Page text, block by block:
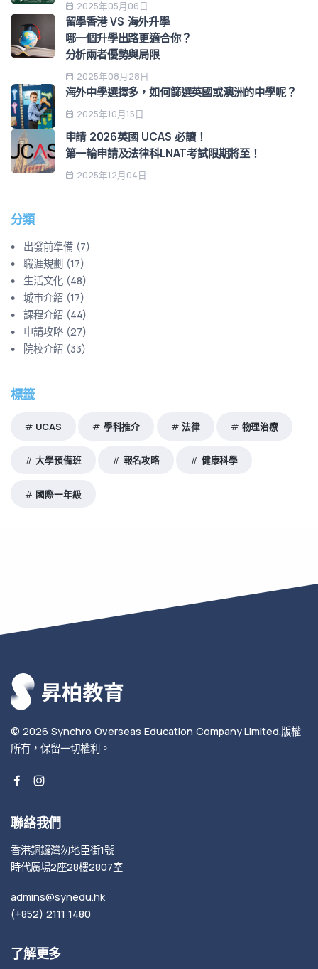
2025年05月06日
留學香港 VS 海外升學
哪一個升學出路更適合你？
分析兩者優勢與局限
2025年08月28日
海外中學選擇多，如何篩選英國或澳洲的中學呢？
2025年10月15日
申請 2026英國 UCAS 必讀！
第一輪申請及法律科LNAT考試限期將至！
2025年12月04日
分類
出發前準備 (7)
職涯規劃 (17)
生活文化 (48)
城市介紹 (17)
課程介紹 (44)
申請攻略 (27)
院校介紹 (33)
標籤
UCAS 學科推介 法律 物理治療
大學預備班 報名攻略 健康科學
國際一年級
© 2026 Synchro Overseas Education Company Limited.版權
所有，保留一切權利。
聯絡我們
香港銅鑼灣勿地臣街1號
時代廣場2座28樓2807室
admins@synedu.hk
(+852) 2111 1480
了解更多